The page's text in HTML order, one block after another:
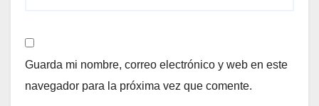
Guarda mi nombre, correo electrónico y web en este
navegador para la próxima vez que comente.